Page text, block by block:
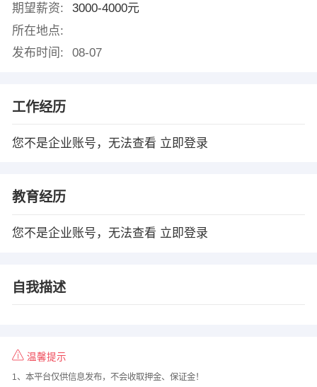
期望薪资:
3000-4000元
所在地点:
发布时间:
08-07
工作经历
您不是企业账号，无法查看 立即登录
教育经历
您不是企业账号，无法查看 立即登录
自我描述
温馨提示
1、本平台仅供信息发布，不会收取押金、保证金！